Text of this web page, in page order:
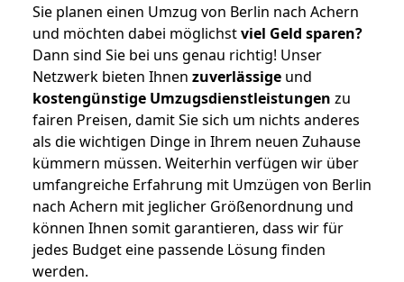
Sie planen einen Umzug von Berlin nach Achern
und möchten dabei möglichstviel Geld sparen?
Dann sind Sie bei uns genau richtig! Unser
Netzwerk bieten Ihnen zuverlässige und
kostengünstige Umzugsdienstleistungen zu
fairen Preisen, damit Sie sich um nichts anderes
als die wichtigen Dinge in Ihrem neuen Zuhause
kümmern müssen. Weiterhin verfügen wir über
umfangreiche Erfahrung mit Umzügen von Berlin
nach Achern mit jeglicher Größenordnung und
können Ihnen somit garantieren, dass wir für
jedes Budget eine passende Lösung finden
werden.